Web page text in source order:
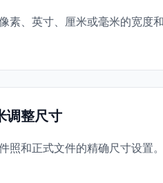
素、英寸、厘米或毫米的宽度
调整尺寸
照和正式文件的精确尺寸设置。